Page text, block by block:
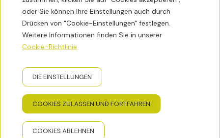
Buchungsbedingungen
Newsletter
Entwickelt vonGNA Hotel Solutions
Datenschutzrichtlinie Cookie-Richtlinie
oder Sie können Ihre Einstellungen auch durch
Drücken von "Cookie-Einstellungen" festlegen.
Weitere Informationen finden Sie in unserer
Cookie-Richtlinie
DIE EINSTELLUNGEN
COOKIES ZULASSEN UND FORTFAHREN
COOKIES ABLEHNEN